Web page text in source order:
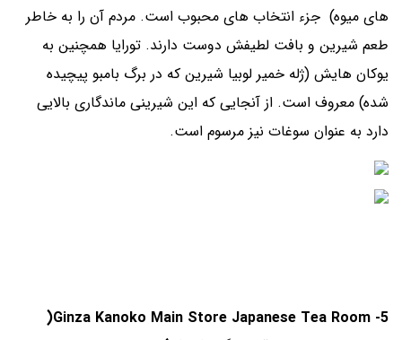
های میوه) جزء انتخاب های محبوب است. مردم آن را به خاطر
طعم شیرین و بافت لطیفش دوست دارند. تورایا همچنین به
یوکان هایش (ژله خمیر لوبیا شیرین که در برگ بامبو پیچیده
شده) معروف است. از آنجایی که این شیرینی ماندگاری بالایی
دارد به عنوان سوغات نیز مرسوم است.
5- Ginza Kanoko Main Store Japanese Tea Room(